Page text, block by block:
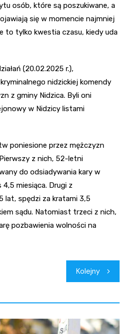
osób, które są poszukiwane, a
się w momencie najmniej
to tylko kwestia czasu, kiedy uda
(20.02.2025 r.),
nidzickiej komendy
z gminy Nidzica. Byli oni
w Nidzicy listami
poniesione przez mężczyzn
z nich, 52-letni
do odsiadywania kary w
4,5 miesiąca. Drugi z
lat, spędzi za kratami 3,5
sądu. Natomiast trzeci z nich,
pozbawienia wolności na
Kolejny